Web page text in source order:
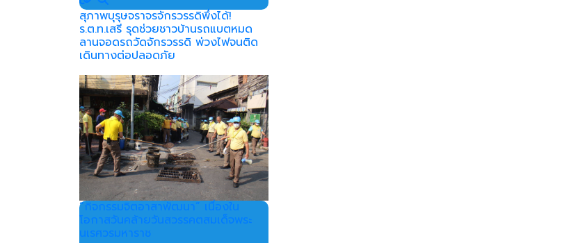
สุภาพบุรุษจราจรจักรวรรดิพึ่งได้!
ร.ต.ท.เสรี รุดช่วยชาวบ้านรถแบตหมด
ลานจอดรถวัดจักรวรรดิ พ่วงไฟจนติด
เดินทางต่อปลอดภัย
“กิจกรรมจิตอาสาพัฒนา” เนื่องใน
โอกาสวันคล้ายวันสวรรคตสมเด็จพระ
นเรศวรมหาราช